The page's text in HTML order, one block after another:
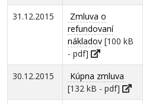
31.12.2015
Zmluva o
refundovaní
nákladov [100 kB
- pdf]
30.12.2015
Kúpna zmluva
[132 kB - pdf]